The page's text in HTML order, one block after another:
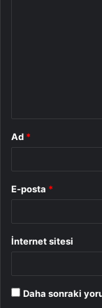
Ad *
E-posta *
İnternet sitesi
Daha sonraki